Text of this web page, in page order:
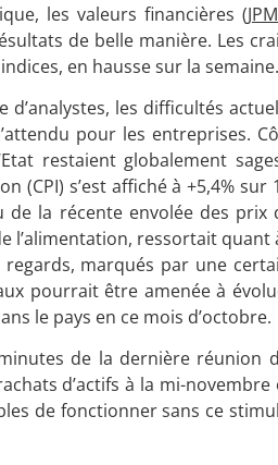
les valeurs financières (
de belle manière. Les
en hausse sur la semaine.
d’analystes, les difficultés
pour les entreprises.
restaient globalement
(CPI) s’est affiché à +5,4%
de la récente envolée des prix
l’alimentation, ressortait
regards, marqués par une
pourrait être amenée à
le pays en ce mois d’octobre.
de la dernière réunion
d’actifs à la mi-
de fonctionner sans ce